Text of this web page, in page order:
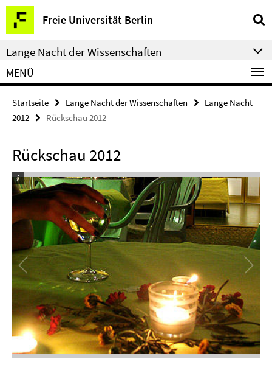
Springe
direkt
zu
Inhalt
Freie Universität Berlin
Service-
Navigation
Lange Nacht der Wissenschaften
MENÜ
Startseite Lange Nacht der Wissenschaften
Lange Nacht
2012
Rückschau 2012
Rückschau 2012